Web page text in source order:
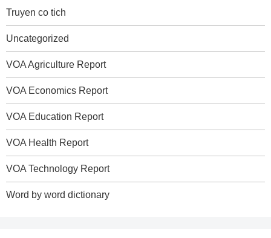
Truyen co tich
Uncategorized
VOA Agriculture Report
VOA Economics Report
VOA Education Report
VOA Health Report
VOA Technology Report
Word by word dictionary